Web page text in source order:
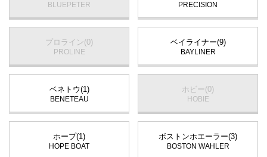
BLUEPETER PRECISION
プロライン(0)
PROLINE
ベイライナー(9)
BAYLINER
ベネトウ(1)
BENETEAU
ホビー(0)
HOBIE
ホープ(1)
HOPE BOAT
ボストンホエーラー(3)
BOSTON WAHLER